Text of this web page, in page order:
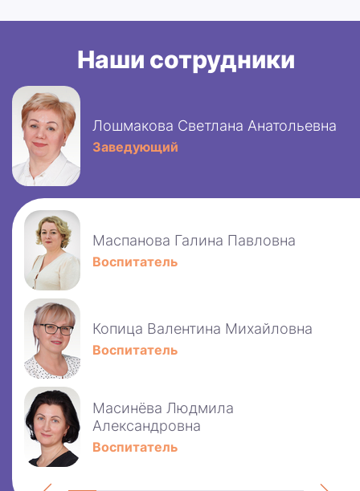
Наши сотрудники
Лошмакова Светлана Анатольевна
Заведующий
Маспанова Галина Павловна
Воспитатель
Копица Валентина Михайловна
Воспитатель
Масинёва Людмила
Александровна
Воспитатель